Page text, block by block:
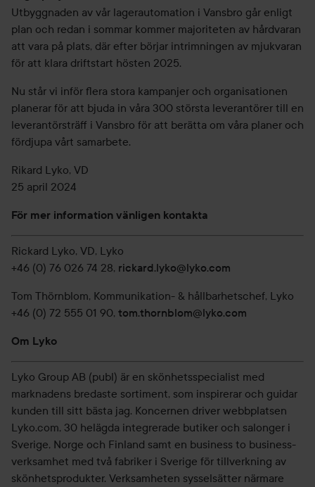
Utbyggnaden av vår lagerautomation i Vansbro går enligt
plan och redan i sommar kommer majoriteten av hårdvaran
att vara på plats, där efter börjar intrimningen av mjukvaran
för att klara driftstart hösten 2025.
Nu står vi inför flera stora kampanjer och organisationen
planerar för att bjuda in våra 300 största leverantörer till en
leverantörsträff i Vansbro för att berätta om våra planer och
fördjupa vårt samarbete.
Rikard Lyko, VD
25 april 2024
För mer information vänligen kontakta
Rickard Lyko, VD, Lyko
+46 (0) 76 026 74 28, rickard.lyko@lyko.com
Tom Thörnblom, Kommunikation- & hållbarhetschef, Lyko
+46 (0) 72 555 01 90, tom.thornblom@lyko.com
Om Lyko
Lyko Group AB (publ) är en skönhetsspecialist med
marknadens bredaste sortiment, som inspirerar och guidar
kunden till sitt bästa jag. Koncernen driver webbplatsen
Lyko.com, 30 helägda integrerade butiker och salonger i
Sverige, Norge och Finland samt en business to business-
verksamhet med två fabriker i Sverige för tillverkning av
skönhetsprodukter. Verksamheten sysselsätter närmare